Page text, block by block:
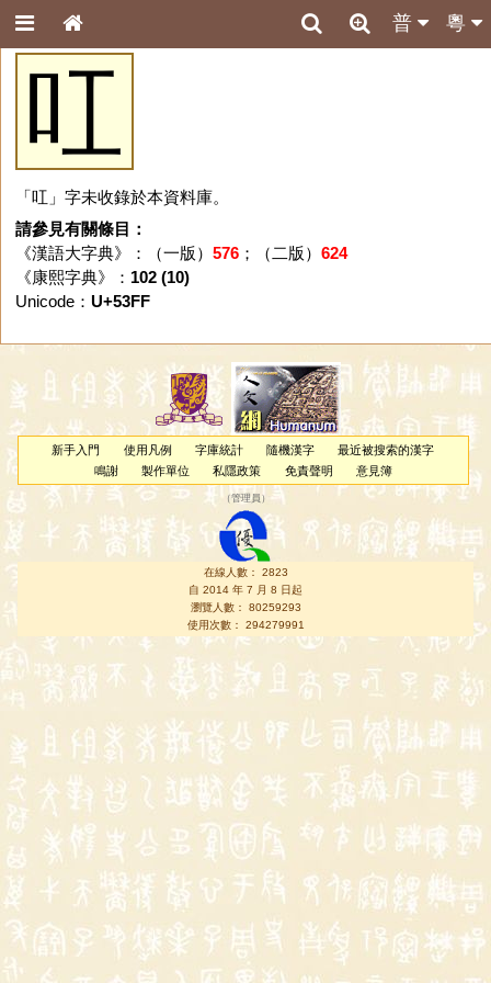
粵
普
叿
「叿」字未收錄於本資料庫。
請參見有關條目：
《漢語大字典》：（一版） 576；（二版） 624
《康熙字典》： 102 (10)
Unicode： U+53FF
新手入門 使用凡例 字庫統計 隨機漢字
最近被搜索的漢字
鳴謝
製作單位 私隱政策 免責聲明 意見簿
（管理員 ）
在線人數： 2823
自 2014 年 7 月 8 日起
瀏覽人數： 80259293
使用次數： 294279991